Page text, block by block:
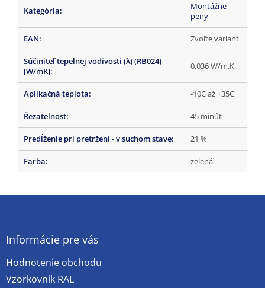
Kategória:
Montážne
peny
EAN: Zvoľte variant
Súčiniteľ tepelnej vodivosti (λ) (RB024)
[W/mK]: 0,036 W/m.K
Aplikačná teplota: -10C až +35C
Řezatelnost: 45 minút
Predĺženie pri pretržení - v suchom stave: 21 %
Farba: zelená
Informácie pre vás
Hodnotenie obchodu
Vzorkovník RAL